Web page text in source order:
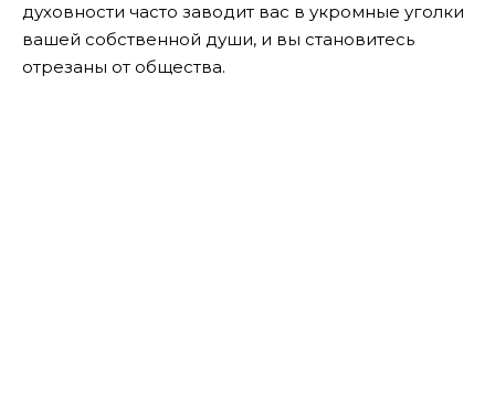
духовности часто заводит вас в укромные уголки
вашей собственной души, и вы становитесь
отрезаны от общества.